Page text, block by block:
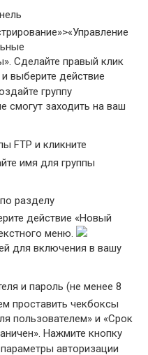
Сделайте правый клик
выберите действие
группу
смогут заходить на ваш
FTP и кликните
имя для группы
разделу
действие «Новый
меню.
для включения в вашу
и пароль (не менее 8
проставить чекбоксы
пользователем» и «Срок
Нажмите кнопку
авторизации